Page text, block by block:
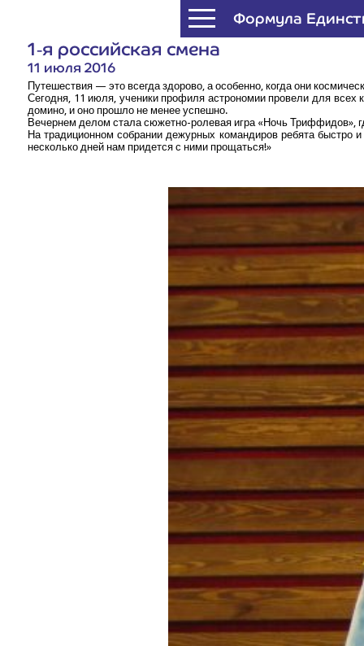
Формула
1‑я рос­сий­ская смена
11 июля 2016
Путе­ше­ствия — это все­гда здо­ро­во, а осо­бен­но, когда они
Сего­дня, 11 июля, уче­ни­ки про­фи­ля аст­ро­но­мии про­ве­ли для
доми­но, и оно про­шло не менее успешно.
Вечер­нем делом ста­ла сюжет­но-роле­вая игра «Ночь Три­ф­фи­дов»,
На тра­ди­ци­он­ном собра­нии дежур­ных коман­ди­ров ребя­та
несколь­ко дней нам при­дет­ся с ними прощаться!»